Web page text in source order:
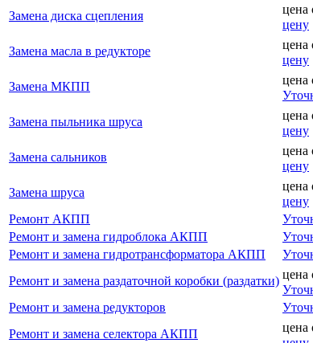
Замена диска сцепления
цена
цену
Замена масла в редукторе
цена
цену
Замена МКПП
цена
Замена пыльника шруса
цена
цену
Замена сальников
цена
цену
Замена шруса
цена
цену
Ремонт АКПП
Ремонт и замена гидроблока АКПП
Ремонт и замена гидротрансформатора АКПП
Ремонт и замена раздаточной коробки (раздатки) цена
Ремонт и замена редукторов
Ремонт и замена селектора АКПП
цена